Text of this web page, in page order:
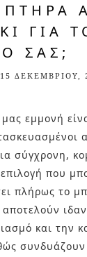
ΓΙΑ
ΣΑΣ;
15 ΔΕΚΕΜΒΡΊΟΥ,
εμμονή
σύγχρονη,
που
πλήρως το
και την
συνδυάζουν